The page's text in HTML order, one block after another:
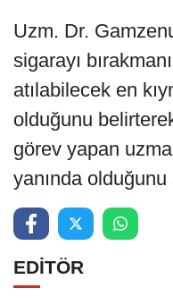
Uzm. Dr.
sigarayı
atılabilecek en
olduğunu
görev yapan
yanında
EDİTÖR